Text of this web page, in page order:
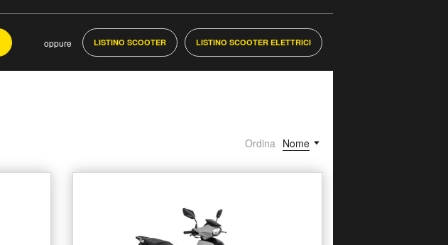
oppure LISTINO SCOOTER LISTINO SCOOTER ELETTRICI
Ordina Nome